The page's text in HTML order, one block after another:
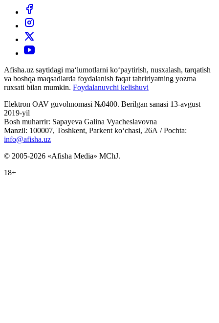
Afisha.uz saytidagi ma‘lumotlarni ko‘paytirish, nusxalash, tarqatish
va boshqa maqsadlarda foydalanish faqat tahririyatning yozma
ruxsati bilan mumkin. Foydalanuvchi kelishuvi
Elektron OAV guvohnomasi №0400. Berilgan sanasi 13-avgust
2019-yil
Bosh muharrir: Sapayeva Galina Vyacheslavovna
Manzil: 100007, Toshkent, Parkent ko‘chasi, 26А / Pochta:
info@afisha.uz
© 2005-2026 «Afisha Media» MChJ.
18+